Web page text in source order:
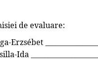
de evaluare:
Erzsébet _________________
Ida ____________________